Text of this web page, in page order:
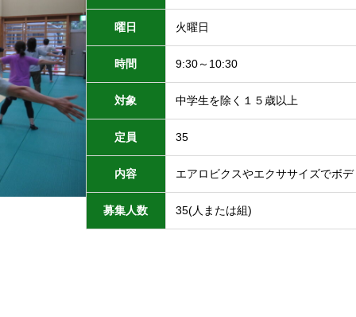
曜日 火曜日
時間 9:30～10:30
対象 中学生を除く１５歳以上
定員 35
内容 エアロビクスやエクササイズでボ
募集人数 35(人または組)